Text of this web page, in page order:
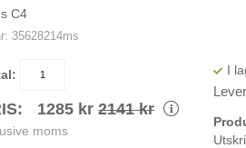
C4
35628214ms
2141kr
1285 kr
moms